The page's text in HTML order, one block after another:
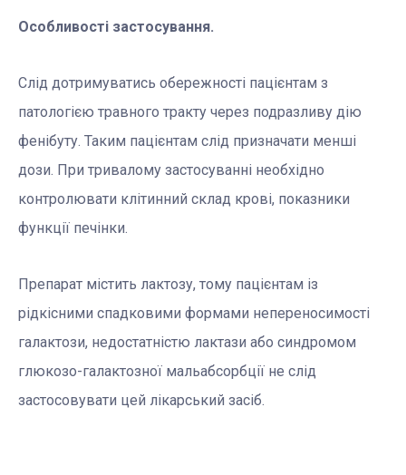
Особливості застосування.
Слід дотримуватись обережності пацієнтам з
патологією травного тракту через подразливу дію
фенібуту. Таким пацієнтам слід призначати менші
дози. При тривалому застосуванні необхідно
контролювати клітинний склад крові, показники
функції печінки.
Препарат містить лактозу, тому пацієнтам із
рідкісними спадковими формами непереносимості
галактози, недостатністю лактази або синдромом
глюкозо-галактозної мальабсорбції не слід
застосовувати цей лікарський засіб.